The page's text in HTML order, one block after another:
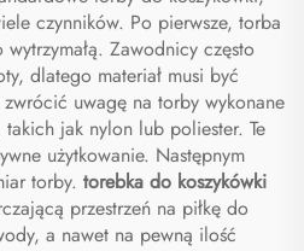
czynników. Po pierwsze, torba
Zawodnicy często
dlatego materiał musi być
uwagę na torby wykonane
takich jak nylon lub poliester. Te
użytkowanie. Następnym
torby. torebka do koszykówki
przestrzeń na piłkę do
a nawet na pewną ilość